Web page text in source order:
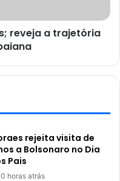
reveja a trajetória
rejeita visita de
a Bolsonaro no Dia
Pais
horas atrás